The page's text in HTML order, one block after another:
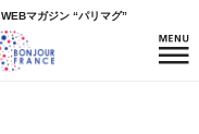
マガジン “パリマグ”